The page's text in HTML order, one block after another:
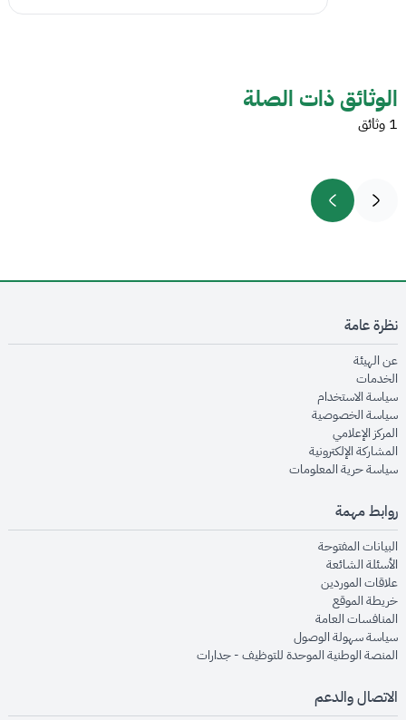
الوثائق ذات الصلة
1 وثائق
نظرة عامة
عن الهيئةopens in new window
الخدماتopens in new window
سياسة الاستخدام
سياسة الخصوصيةopens in new window
المركز الإعلاميopens in new window
المشاركة الإلكترونيةopens in new window
سياسة حرية المعلوماتopens in new window
روابط مهمة
البيانات المفتوحةopens in new window
الأسئلة الشائعةopens in new window
علاقات الموردينopens in new window
خريطة الموقعopens in new window
المنافسات العامةopens in new window
سياسة سهولة الوصولopens in new window
المنصة الوطنية الموحدة للتوظيف - جداراتopens in new window
الاتصال والدعم